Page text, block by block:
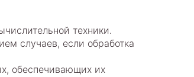
техники.
случаев, если обработка
обеспечивающих их